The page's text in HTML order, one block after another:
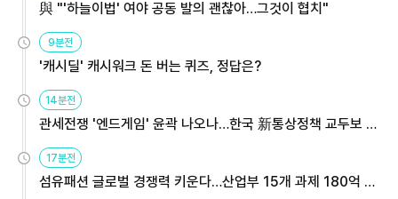
與 "'하늘이법' 여야 공동 발의 괜찮아…그것이 협치"
9분전
'캐시딜' 캐시워크 돈 버는 퀴즈, 정답은?
14분전
관세전쟁 '엔드게임' 윤곽 나오나…한국 新통상정책 교두보 활
17분전
섬유패션 글로벌 경쟁력 키운다…산업부 15개 과제 180억 지